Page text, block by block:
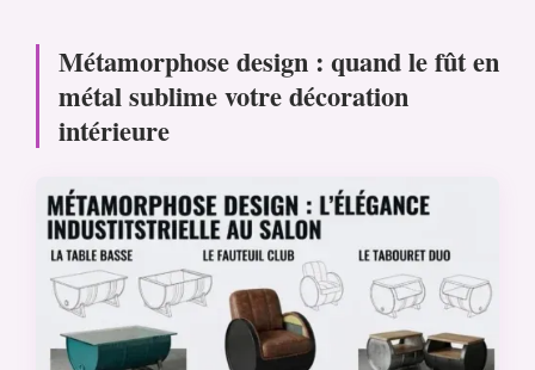
Métamorphose design : quand le fût en
métal sublime votre décoration
intérieure